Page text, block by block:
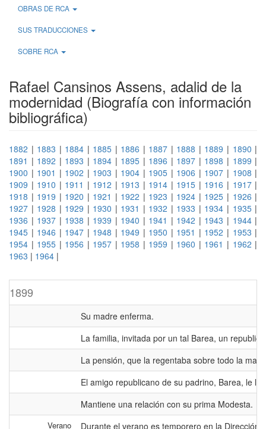
OBRAS DE RCA
SUS TRADUCCIONES
SOBRE RCA
Rafael Cansinos Assens, adalid de la
modernidad (Biografía con información
bibliográfica)
1882 | 1883 | 1884 | 1885 | 1886 | 1887 | 1888 | 1889 | 1890 |
1891 | 1892 | 1893 | 1894 | 1895 | 1896 | 1897 | 1898 | 1899 |
1900 | 1901 | 1902 | 1903 | 1904 | 1905 | 1906 | 1907 | 1908 |
1909 | 1910 | 1911 | 1912 | 1913 | 1914 | 1915 | 1916 | 1917|
1918 | 1919 | 1920 | 1921 | 1922 | 1923 | 1924 | 1925 | 1926 |
1927 | 1928 | 1929 | 1930 | 1931 | 1932 | 1933 | 1934 | 1935|
1936 | 1937 | 1938 | 1939 | 1940 | 1941 | 1942 | 1943 | 1944|
1945 | 1946 | 1947 | 1948 | 1949 | 1950 | 1951 | 1952 | 1953 |
1954 | 1955 | 1956 | 1957 | 1958 | 1959 | 1960 | 1961 | 1962 |
1963 | 1964 |
1899
Su madre enferma.
La familia, invitada por un tal Barea, un
La pensión, que la regentaba sobre todo la
El amigo republicano de su padrino, Barea, le
Mantiene una relación con su prima Modesta.
Verano Durante el verano es temporero en la